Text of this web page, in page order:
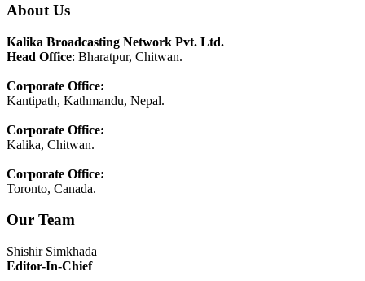
About Us
Kalika Broadcasting Network Pvt. Ltd.
Head Office: Bharatpur, Chitwan.
Corporate Office:
Kantipath, Kathmandu, Nepal.
Corporate Office:
Kalika, Chitwan.
Corporate Office:
Toronto, Canada.
Our Team
Shishir Simkhada
Editor-In-Chief